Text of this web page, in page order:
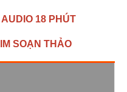
18 PHÚT
SOẠN THẢO